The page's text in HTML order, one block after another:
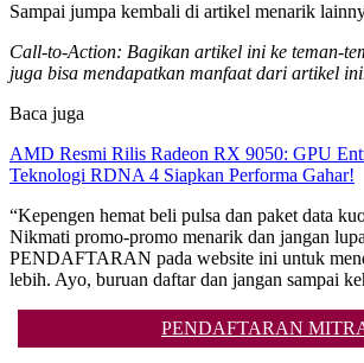
Sampai jumpa kembali di artikel menarik
Call-to-Action: Bagikan artikel ini ke teman-
juga bisa mendapatkan manfaat dari artikel
Baca juga
AMD Resmi Rilis Radeon RX 9050: GPU
Teknologi RDNA 4 Siapkan Performa Gahar!
“Kepengen hemat beli pulsa dan paket data
Nikmati promo-promo menarik dan jangan
PENDAFTARAN pada website ini untuk
lebih. Ayo, buruan daftar dan jangan sampai
PENDAFTARAN